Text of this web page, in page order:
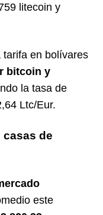
litecoin y
tarifa en bolívares
bitcoin y
la tasa de
Ltc/Eur.
casas de
este